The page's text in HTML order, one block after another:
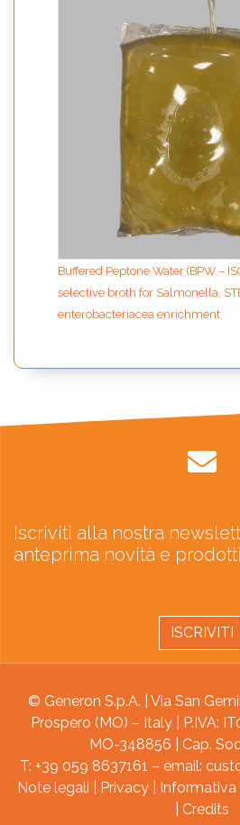
Buffered Peptone Water (BPW –
selective broth for Salmonella,
enterobacteriacea enrichment
Iscriviti alla nostra
anteprima novità e
ISCRIVITI
© Generon S.p.A. | Via San
Prospero (MO) – Italy | P.IVA:
MO-348856 | Cap.
T: +39 059 8637161 – email:
Note legali
Privacy| Informativa
Credits